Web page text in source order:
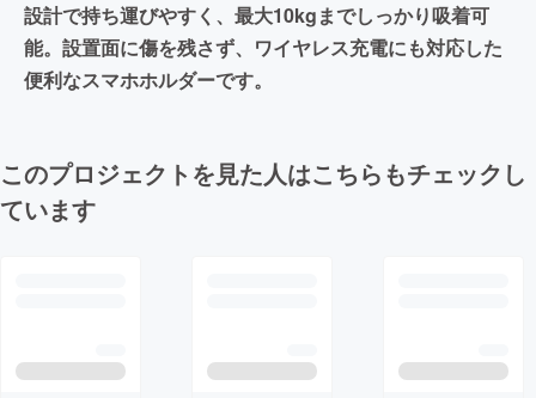
設計で持ち運びやすく、最大10kgまでしっかり吸着可
能。設置面に傷を残さず、ワイヤレス充電にも対応した
便利なスマホホルダーです。
このプロジェクトを見た人はこちらもチェックし
ています